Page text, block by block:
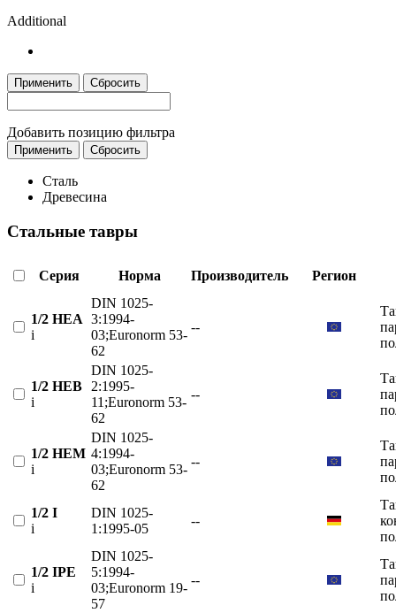
Additional
Применить Сбросить
Добавить позицию фильтра
Применить Сбросить
Сталь
Древесина
Стальные тавры
Серия Норма Производитель Регион
1/2 HEA
i
DIN 1025-
3:1994-
03;Euronorm 53-
62
--
1/2 HEB
i
DIN 1025-
2:1995-
11;Euronorm 53-
62
--
1/2 HEM
i
DIN 1025-
4:1994-
03;Euronorm 53-
62
--
1/2 I
i
DIN 1025-
1:1995-05
--
1/2 IPE
i
DIN 1025-
5:1994-
03;Euronorm 19-
57
--